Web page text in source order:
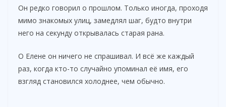
Он редко говорил о прошлом. Только иногда, проходя
мимо знакомых улиц, замедлял шаг, будто внутри
него на секунду открывалась старая рана.
О Елене он ничего не спрашивал. И всё же каждый
раз, когда кто-то случайно упоминал её имя, его
взгляд становился холоднее, чем обычно.